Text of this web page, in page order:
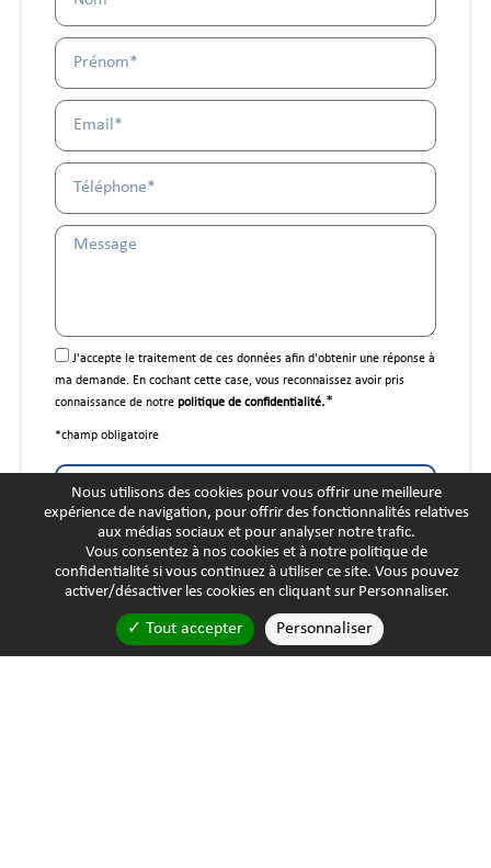
J'accepte le traitement de ces données afin d'obtenir une réponse à
ma demande. En cochant cette case, vous reconnaissez avoir pris
connaissance de notre politique de confidentialité.*
*champ obligatoire
Envoyer
Nous utilisons des cookies pour vous offrir une meilleure
expérience de navigation, pour offrir des fonctionnalités relatives
aux médias sociaux et pour analyser notre trafic.
Vous consentez à nos cookies et à notre politique de
confidentialitési vous continuez à utiliser ce site. Vous pouvez
activer/désactiver les cookies en cliquant sur Personnaliser.
Tout accepter Personnaliser